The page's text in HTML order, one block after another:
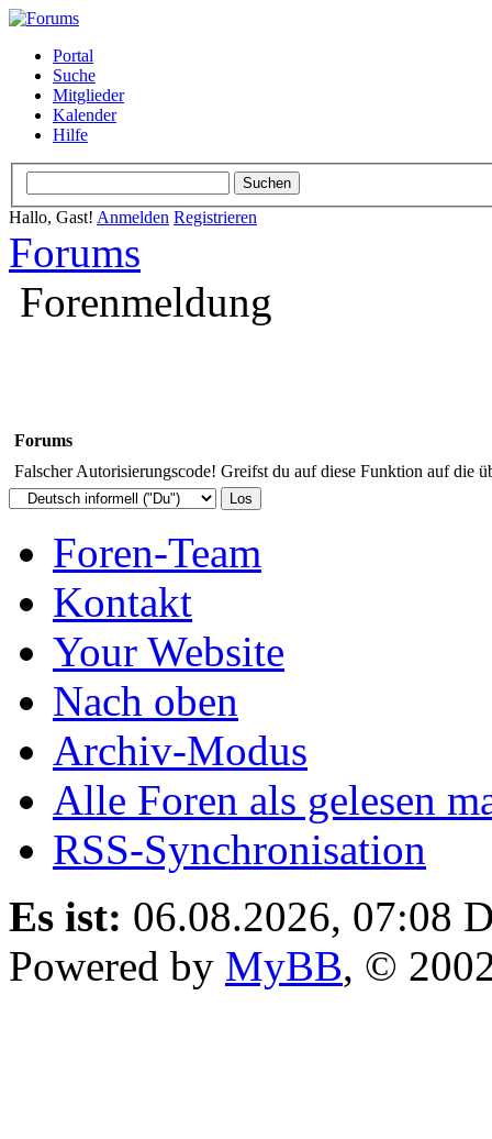
Portal
Suche
Mitglieder
Kalender
Hilfe
Hallo, Gast! Anmelden Registrieren
Forums
Forenmeldung
Forums
Falscher Autorisierungscode! Greifst du auf diese Funktion auf die
Foren-Team
Kontakt
Your Website
Nach oben
Archiv-Modus
Alle Foren als gelesen
RSS-Synchronisation
Es ist: 06.08.2026, 07:08
Powered by MyBB, ©